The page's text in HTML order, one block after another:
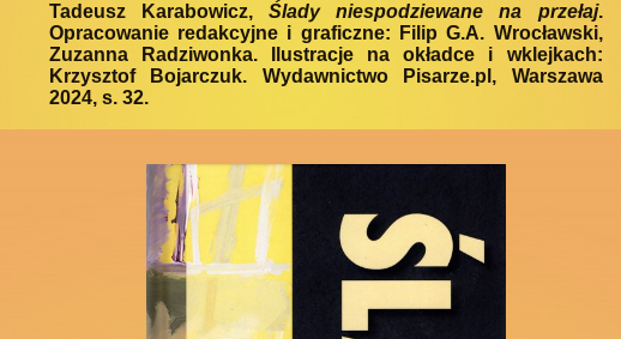
Tadeusz Karabowicz, Ślady niespodziewane na przełaj.
Opracowanie redakcyjne i graficzne: Filip G.A. Wrocławski,
Zuzanna Radziwonka. Ilustracje na okładce i wklejkach:
Krzysztof Bojarczuk. Wydawnictwo Pisarze.pl, Warszawa
2024, s. 32.